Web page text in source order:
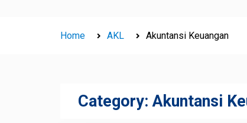
Home AKL Akuntansi Keuangan
Category:Akuntansi